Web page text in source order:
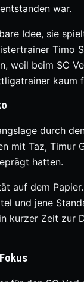
war.
Idee, sie
Timo
weil beim SC
kaum
durch
mit Taz, Timur
hatten.
auf dem
und jene
kurzer Zeit zur